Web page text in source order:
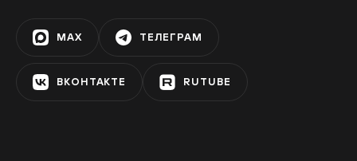
УЛИЦА ГОРЧАКОВА
MAX ТЕЛЕГРАМ
ВКОНТАКТЕ RUTUBE